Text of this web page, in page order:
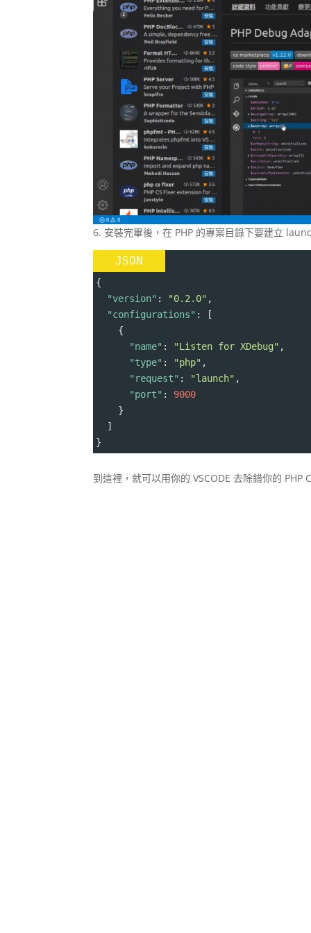
6. 安裝完畢後，在 PHP 的專案目錄下要建立
JSON
{
"version" : "0.2.0" ,
"configurations" : [
    {
"name" : "Listen for XDebug" ,
"type" : "php" ,
"request" : "launch" ,
"port" : 9000
    }
  ]
}
到這裡，就可以用你的 VSCODE 去除錯你的 PHP